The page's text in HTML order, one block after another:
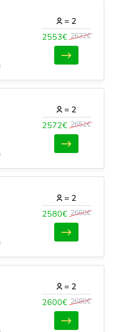
2553€ 2632€
= 2
2572€ 2652€
= 2
2580€ 2660€
= 2
2600€ 2680€
= 2